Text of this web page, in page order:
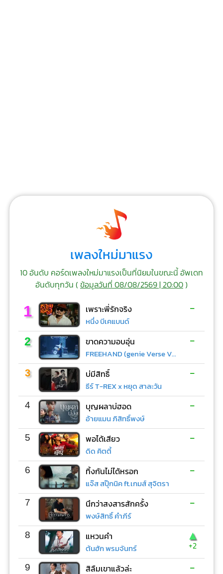
เพลงใหม่มาแรง
10 อันดับ คอร์ดเพลงใหม่มาแรงเป็นที่นิยมในขณะนี้ อัพเดท
อันดับทุกวัน (ข้อมูลวันที่ 08/08/2569 | 20:00)
1 เพราะพี่รักจริง
หนึ่ง บีเคแบนด์
-
2 ขาดความอบอุ่น
FREEHAND (genie Verse Vol.1)
-
3 บ่มีสิทธิ์
ธีร์ T-REX x หยุด สาละวัน
-
4 บุญผลาบ่ฮอด
อ้ายแมน ภิสิทธิ์พงษ์
-
5 พอได้เสียว
ดิด คิตตี้
-
6 ทิ้งกันไม่ได้หรอก
แจ๊ส สปุ๊กนิค ft.เกมส์ สุจิตรา
-
7 นึกว่าสงสารสักครั้ง
พงษ์สิทธิ์ คำภีร์
-
8 แหวนคำ
ต้นฮัก พรมจันทร์
▲
+2
9 สิลืมเขาแล้วล่ะ -